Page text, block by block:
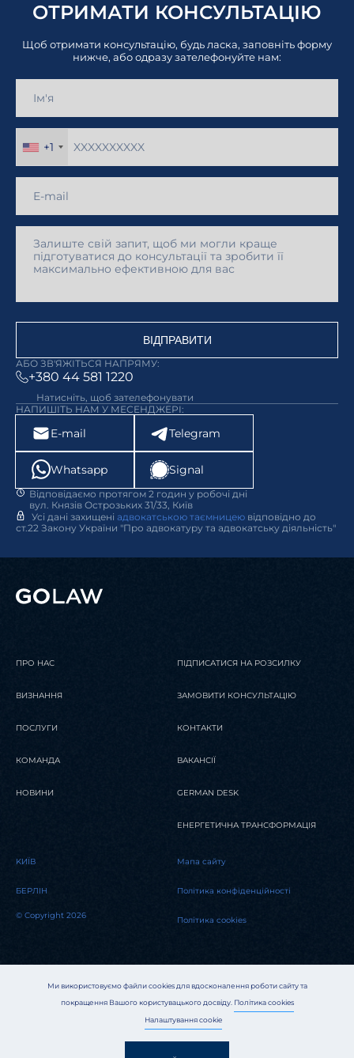
ОТРИМАТИ КОНСУЛЬТАЦІЮ
Щоб отримати консультацію, будь ласка, заповніть форму
нижче, або одразу зателефонуйте нам:
+1
ВІДПРАВИТИ
АБО ЗВ'ЯЖІТЬСЯ НАПРЯМУ:
+380 44 581 1220
Натисніть, щоб зателефонувати
НАПИШІТЬ НАМ У МЕСЕНДЖЕРІ:
E-mail Telegram
Whatsapp Signal
Відповідаємо протягом 2 годин у робочі дні
вул. Князів Острозьких 31/33, Київ
Усі дані захищені адвокатською таємницею відповідно до
ст.22 Закону України "Про адвокатуру та адвокатську діяльність"
Ми використовуємо файли cookies для вдосконалення роботи сайту та
покращення Вашого користувацького досвіду. Політика cookies
Налаштування cookie
ПРО НАС
ВИЗНАННЯ
ПОСЛУГИ
КОМАНДА
НОВИНИ
ПІДПИСАТИСЯ НА РОЗСИЛКУ
ЗАМОВИТИ КОНСУЛЬТАЦІЮ
КОНТАКТИ
ВАКАНСІЇ
GERMAN DESK
ЕНЕРГЕТИЧНА ТРАНСФОРМАЦІЯ
KИЇВ
БЕРЛІН
© Copyright 2026
Мапа сайту
Політика конфіденційності
Політика cookies